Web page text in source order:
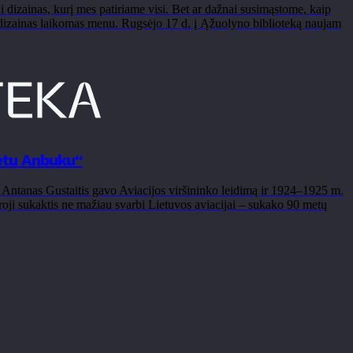
kurį mes patiriame visi. Bet ar dažnai susimąstome, kaip
laikomas menu. Rugsėjo 17 d. į Ąžuolyno biblioteką naujam
Anbuku“
Gustaitis gavo Aviacijos viršininko leidimą ir 1924–1925 m.
sukaktis ne mažiau svarbi Lietuvos aviacijai – sukako 90 metų